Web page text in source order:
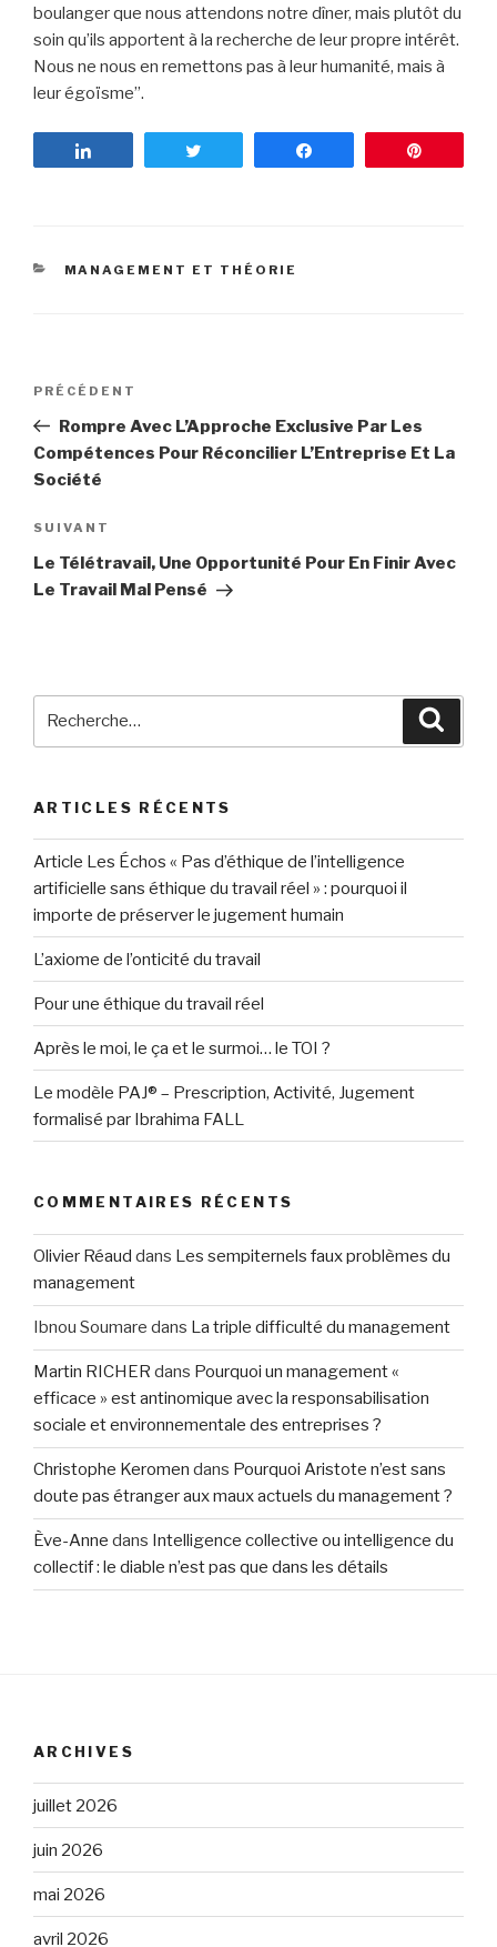
boulanger que nous attendons notre dîner, mais plutôt du
soin qu’ils apportent à la recherche de leur propre intérêt.
Nous ne nous en remettons pas à leur humanité, mais à
leur égoïsme”.
CATÉGORIES
MANAGEMENT ET THÉORIE
Navigation
l’article
Article
précédent
PRÉCÉDENT
Rompre Avec L’Approche Exclusive Par Les
Compétences Pour Réconcilier L’Entreprise Et La
Société
Article
suivant
SUIVANT
Le Télétravail, Une Opportunité Pour En Finir Avec
Le Travail Mal Pensé
ARTICLES RÉCENTS
Article Les Échos « Pas d’éthique de l’intelligence
artificielle sans éthique du travail réel » : pourquoi il
importe de préserver le jugement humain
L’axiome de l’onticité du travail
Pour une éthique du travail réel
Après le moi, le ça et le surmoi… le TOI ?
Le modèle PAJ® – Prescription, Activité, Jugement
formalisé par Ibrahima FALL
COMMENTAIRES RÉCENTS
Olivier Réaud dans Les sempiternels faux problèmes du
management
Ibnou Soumare dans La triple difficulté du management
Martin RICHER dans Pourquoi un management «
efficace » est antinomique avec la responsabilisation
sociale et environnementale des entreprises ?
Christophe Keromen dans Pourquoi Aristote n’est sans
doute pas étranger aux maux actuels du management ?
Ève-Anne dans Intelligence collective ou intelligence du
collectif : le diable n’est pas que dans les détails
ARCHIVES
juillet 2026
juin 2026
mai 2026
avril 2026